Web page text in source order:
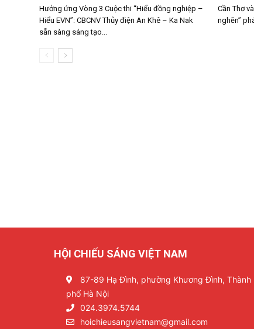
Hưởng ứng Vòng 3 Cuộc thi “Hiểu đồng nghiệp –
Hiểu EVN”: CBCNV Thủy điện An Khê – Ka Nak
sẵn sàng sáng tạo...
Cần Thơ
nghẽn”
HỘI CHIẾU SÁNG VIỆT NAM
87-89 Hạ Đình, phường Khương Đình, Thành
phố Hà Nội
024.3974.5744
hoichieusangvietnam@gmail.com